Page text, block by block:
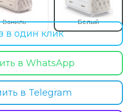
Ваниль Белый
в WhatsApp
в Telegram
в один клик